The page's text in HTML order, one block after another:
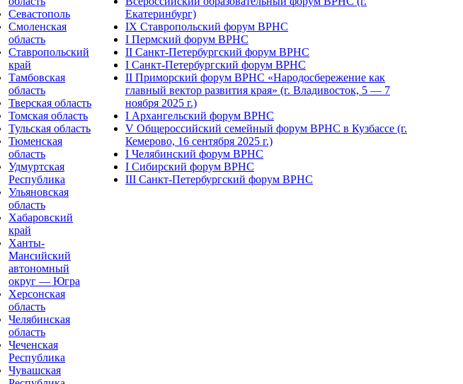
Севастополь
Смоленская
область
Ставропольский
край
Тамбовская
область
Тверская область
Томская область
Тульская область
Тюменская
область
Удмуртская
Республика
Ульяновская
область
Хабаровский
край
Ханты-
Мансийский
автономный
округ — Югра
Херсонская
область
Челябинская
область
Чеченская
Республика
Чувашская
Екатеринбург)
IX Ставропольский форум ВРНС
I Пермский форум ВРНС
II Санкт-Петербургский форум ВРНС
I Санкт-Петербургский форум ВРНС
II Приморский форум ВРНС «Народосбережение как
главный вектор развития края» (г. Владивосток, 5 — 7
ноября 2025 г.)
I Архангельский форум ВРНС
V Общероссийский семейный форум ВРНС в Кузбассе (г.
Кемерово, 16 сентября 2025 г.)
I Челябинский форум ВРНС
I Сибирский форум ВРНС
III Санкт-Петербургский форум ВРНС